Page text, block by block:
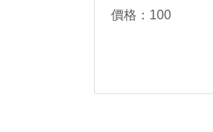
價格：100